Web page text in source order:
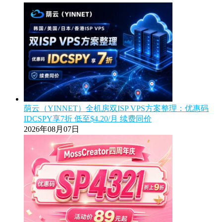
荫云（YINNET）全机房双ISP VPS方案整理：优惠码
IDCSPY享7折 低至$4.20/月 续费同价
2026年08月07日